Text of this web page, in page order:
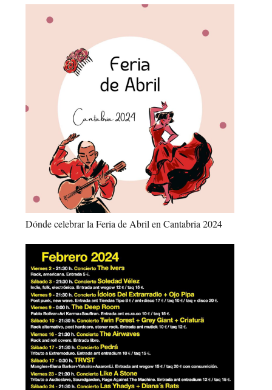
Dónde celebrar la Feria de Abril en Cantabria 2024